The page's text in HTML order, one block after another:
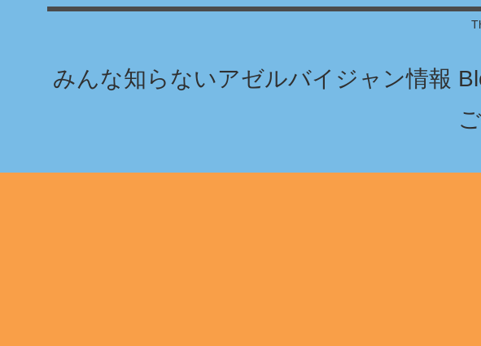
みんな知らないアゼルバイジャン情報